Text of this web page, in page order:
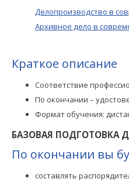
Делопроизводство в
Архивное дело в
Краткое описание
Соответствие
По окончании –
Формат обучения:
БАЗОВАЯ ПОДГОТОВКА
По окончании вы
составлять